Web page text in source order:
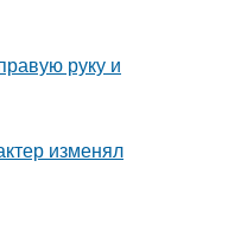
руку и
изменял